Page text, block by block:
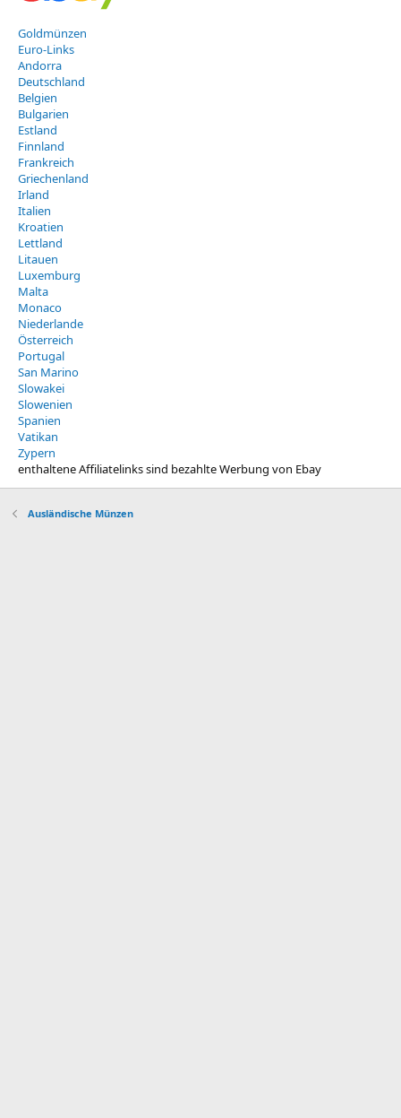
Goldmünzen
Euro-Links
Andorra
Deutschland
Belgien
Bulgarien
Estland
Finnland
Frankreich
Griechenland
Irland
Italien
Kroatien
Lettland
Litauen
Luxemburg
Malta
Monaco
Niederlande
Österreich
Portugal
San Marino
Slowakei
Slowenien
Spanien
Vatikan
Zypern
enthaltene Affiliatelinks sind bezahlte Werbung von Ebay
Ausländische Münzen